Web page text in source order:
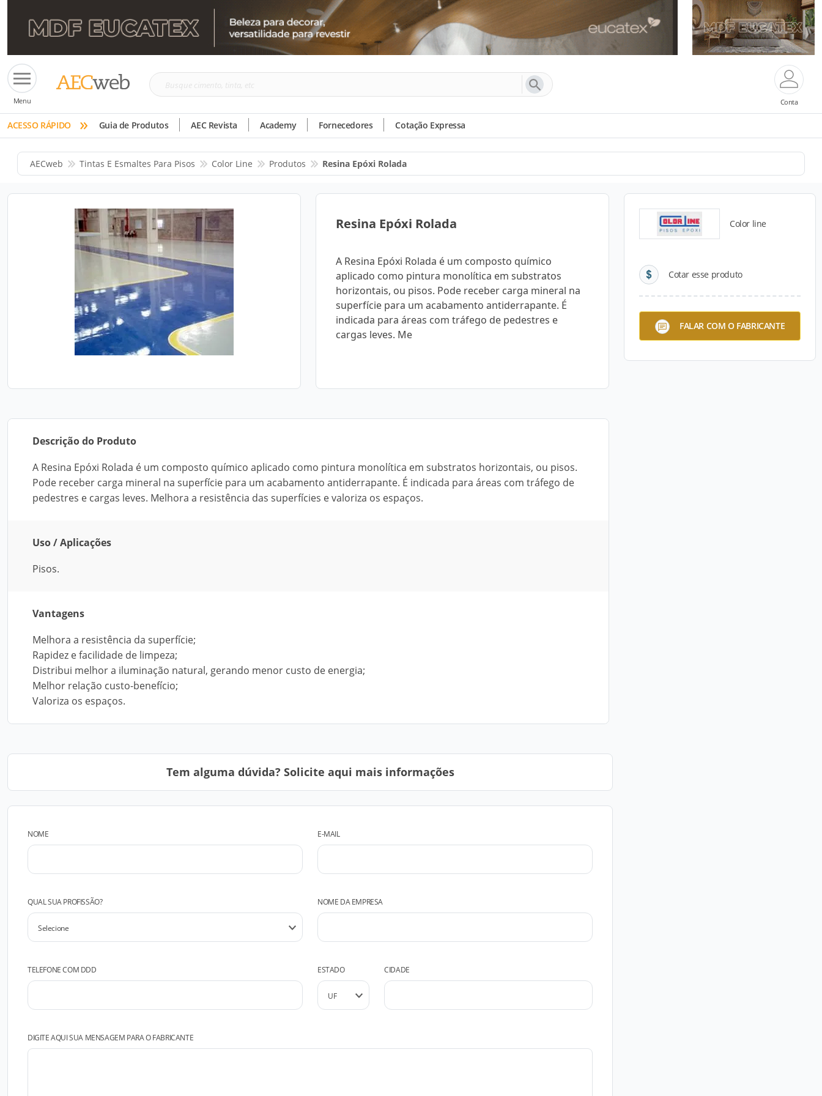
Menu
Busque
tinta,
etc
Conta
ACESSO RÁPIDO » Guia de Produtos AEC Revista Academy Fornecedores Cotação Expressa
AECweb Tintas E Esmaltes Para Pisos Color Line Produtos Resina Epóxi Rolada
Resina Epóxi Rolada
A Resina Epóxi Rolada é um composto químico
aplicado como pintura monolítica em substratos
horizontais, ou pisos. Pode receber carga mineral na
superfície para um acabamento antiderrapante. É
indicada para áreas com tráfego de pedestres e
cargas leves. Me
Color line
Cotar esse produto
FALAR COM O FABRICANTE
Descrição do Produto
A Resina Epóxi Rolada é um composto químico aplicado como pintura monolítica em substratos horizontais, ou pisos.
Pode receber carga mineral na superfície para um acabamento antiderrapante. É indicada para áreas com tráfego de
pedestres e cargas leves. Melhora a resistência das superfícies e valoriza os espaços.
Uso / Aplicações
Pisos.
Vantagens
Melhora a resistência da superfície;
Rapidez e facilidade de limpeza;
Distribui melhor a iluminação natural, gerando menor custo de energia;
Melhor relação custo-benefício;
Valoriza os espaços.
Tem alguma dúvida? Solicite aqui mais informações
NOME E-MAIL
QUAL SUA PROFISSÃO? NOME DA EMPRESA
TELEFONE COM DDD ESTADO CIDADE
DIGITE AQUI SUA MENSAGEM PARA O FABRICANTE